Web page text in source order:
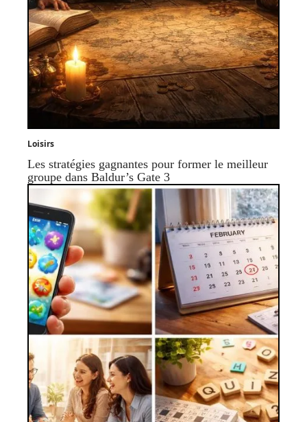
Loisirs
Les stratégies gagnantes pour former le meilleur
groupe dans Baldur’s Gate 3